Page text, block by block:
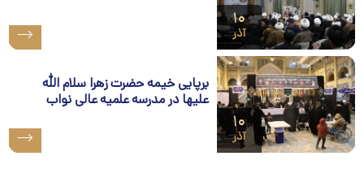
۱۰
آذر
۱۰
آذر
برپایی خیمه حضرت زهرا سلام الله
علیها در مدرسه علمیه عالی نواب